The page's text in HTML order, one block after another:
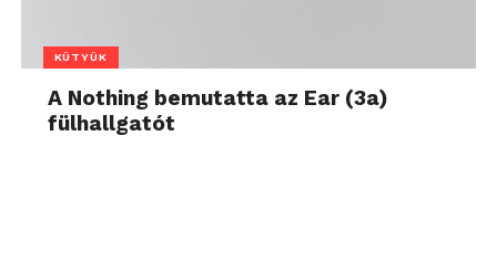
KÜTYÜK
A Nothing bemutatta az Ear (3a)
fülhallgatót